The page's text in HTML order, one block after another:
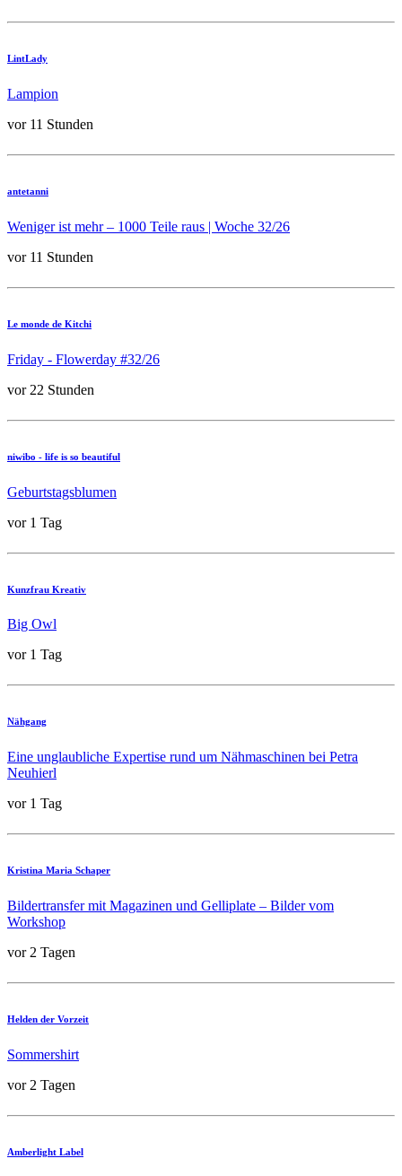
LintLady
Lampion
vor 11 Stunden
antetanni
Weniger ist mehr – 1000 Teile raus | Woche 32/26
vor 11 Stunden
Le monde de Kitchi
Friday - Flowerday #32/26
vor 22 Stunden
niwibo - life is so beautiful
Geburtstagsblumen
vor 1 Tag
Kunzfrau Kreativ
Big Owl
vor 1 Tag
Nähgang
Eine unglaubliche Expertise rund um Nähmaschinen bei Petra
Neuhierl
vor 1 Tag
Kristina Maria Schaper
Bildertransfer mit Magazinen und Gelliplate – Bilder vom
Workshop
vor 2 Tagen
Helden der Vorzeit
Sommershirt
vor 2 Tagen
Amberlight Label